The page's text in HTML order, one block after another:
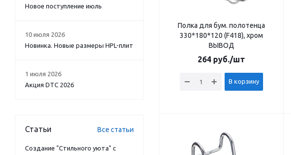
Полка для бум. полотенца
330*180*120 (F418), хром
ВЫВОД
264 руб./шт
В корзину
Новое поступление июль
10 июля 2026
Новинка. Новые размеры HPL-плит
1 июля 2026
Акция DTC 2026
Статьи Все статьи
Создание "Стильного уюта" с